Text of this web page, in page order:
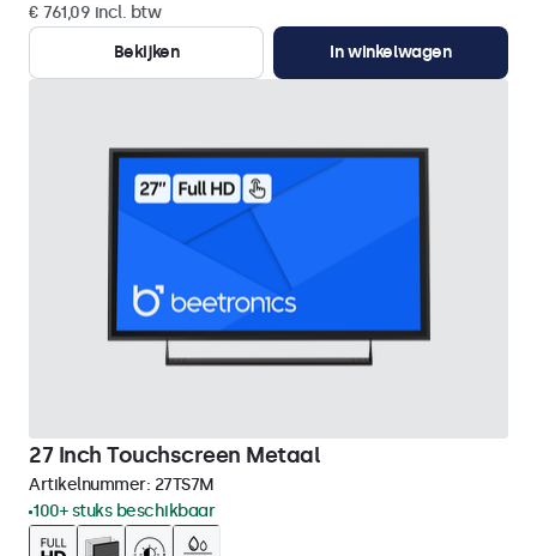
€ 761,09 incl. btw
Bekijken
In winkelwagen
27 Inch Touchscreen Metaal
Artikelnummer: 27TS7M
100+ stuks beschikbaar